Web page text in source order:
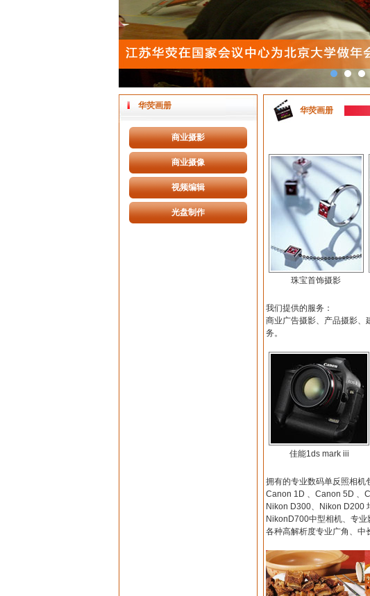
华荧画册
商业摄影
商业摄像
视频编辑
光盘制作
华荧画册
珠宝首饰摄影
我们提供的服务：
商业广告摄影、产品摄影、
务。
佳能1ds mark iii
拥有的专业数码单反照相机
Canon 1D 、Canon 5D 、
Nikon D300、Nikon D200
NikonD700中型相机、专业
各种高解析度专业广角、中